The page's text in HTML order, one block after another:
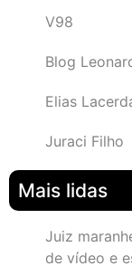
V98
Blog
Elias
Juraci Filho
Mais lidas
Juiz
de vídeo e